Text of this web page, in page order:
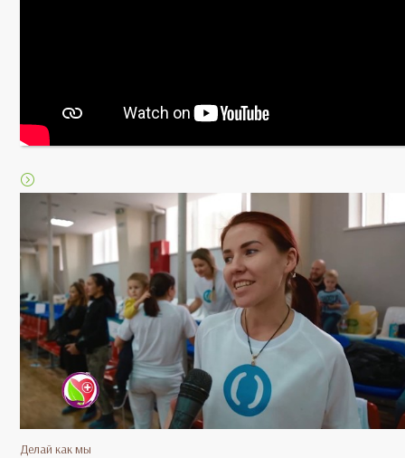
Делай как мы